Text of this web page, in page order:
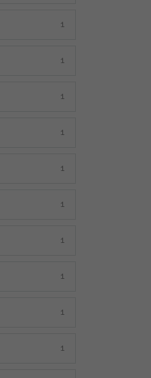
1
1
1
1
1
1
1
1
1
1